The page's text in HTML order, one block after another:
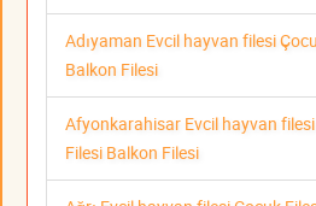
Adıyaman Evcil hayvan filesi
Balkon Filesi
Afyonkarahisar Evcil hayvan
Filesi Balkon Filesi